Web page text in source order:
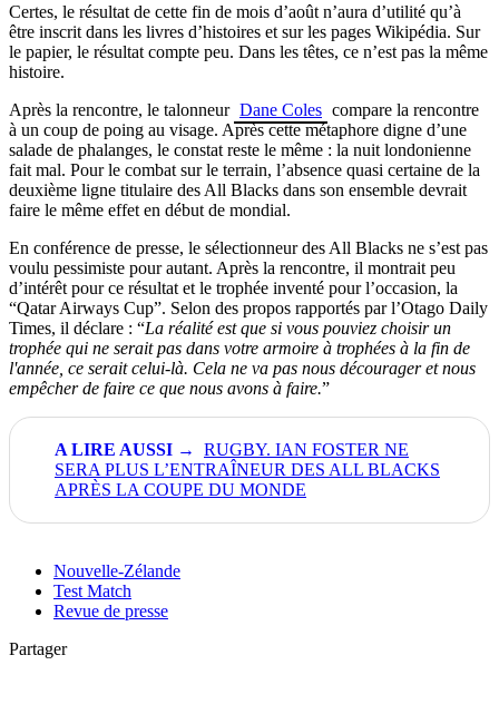
Certes, le résultat de cette fin de mois d’août n’aura d’utilité qu’à
être inscrit dans les livres d’histoires et sur les pages Wikipédia. Sur
le papier, le résultat compte peu. Dans les têtes, ce n’est pas la même
histoire.
Après la rencontre, le talonneur Dane Coles compare la rencontre
à un coup de poing au visage. Après cette métaphore digne d’une
salade de phalanges, le constat reste le même : la nuit londonienne
fait mal. Pour le combat sur le terrain, l’absence quasi certaine de la
deuxième ligne titulaire des All Blacks dans son ensemble devrait
faire le même effet en début de mondial.
En conférence de presse, le sélectionneur des All Blacks ne s’est pas
voulu pessimiste pour autant. Après la rencontre, il montrait peu
d’intérêt pour ce résultat et le trophée inventé pour l’occasion, la
“Qatar Airways Cup”. Selon des propos rapportés par l’Otago Daily
Times, il déclare : “La réalité est que si vous pouviez choisir un
trophée qui ne serait pas dans votre armoire à trophées à la fin de
l'année, ce serait celui-là. Cela ne va pas nous décourager et nous
empêcher de faire ce que nous avons à faire.”
RUGBY. IAN FOSTER NE
SERA PLUS L’ENTRAÎNEUR DES ALL BLACKS
APRÈS LA COUPE DU MONDE
Nouvelle-Zélande
Test Match
Revue de presse
Partager